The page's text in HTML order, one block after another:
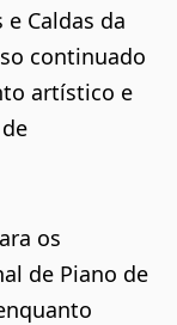
Caldas da
continuado
artístico e
os
de Piano de